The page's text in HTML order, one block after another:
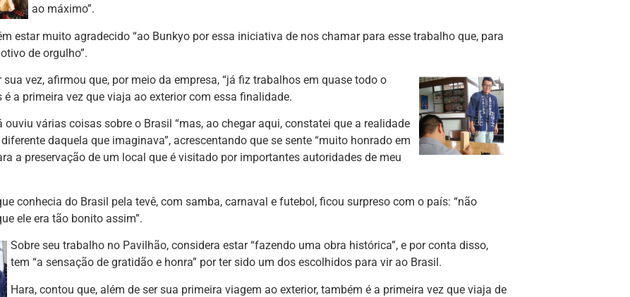
ao máximo”.
estar muito agradecido “ao Bunkyo por essa iniciativa de nos chamar para esse trabalho que, para
de orgulho”.
sua vez, afirmou que, por meio da empresa, “já fiz trabalhos em quase todo o
é a primeira vez que viaja ao exterior com essa finalidade.
ouviu várias coisas sobre o Brasil “mas, ao chegar aqui, constatei que a realidade
daquela que imaginava”, acrescentando que se sente “muito honrado em
a preservação de um local que é visitado por importantes autoridades de meu
conhecia do Brasil pela tevê, com samba, carnaval e futebol, ficou surpreso com o país: “não
ele era tão bonito assim”.
Sobre seu trabalho no Pavilhão, considera estar “fazendo uma obra histórica”, e por conta disso,
tem “a sensação de gratidão e honra” por ter sido um dos escolhidos para vir ao Brasil.
Hara, contou que, além de ser sua primeira viagem ao exterior, também é a primeira vez que viaja de